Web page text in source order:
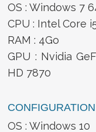
OS : Windows 7
CPU : Intel Core
RAM : 4Go
GPU : Nvidia
HD 7870
OS : Windows 10